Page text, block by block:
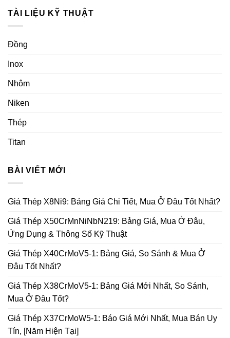
TÀI LIỆU KỸ THUẬT
Đồng
Inox
Nhôm
Niken
Thép
Titan
BÀI VIẾT MỚI
Giá Thép X8Ni9: Bảng Giá Chi Tiết, Mua Ở Đâu Tốt Nhất?
Giá Thép X50CrMnNiNbN219: Bảng Giá, Mua Ở Đâu,
Ứng Dụng & Thông Số Kỹ Thuật
Giá Thép X40CrMoV5-1: Bảng Giá, So Sánh & Mua Ở
Đâu Tốt Nhất?
Giá Thép X38CrMoV5-1: Bảng Giá Mới Nhất, So Sánh,
Mua Ở Đâu Tốt?
Giá Thép X37CrMoW5-1: Báo Giá Mới Nhất, Mua Bán Uy
Tín, [Năm Hiện Tại]